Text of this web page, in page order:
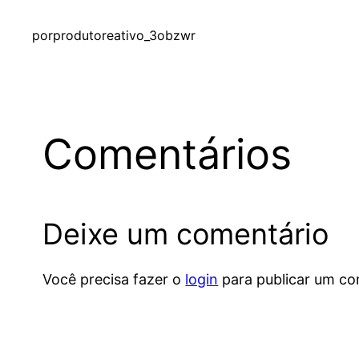
porprodutoreativo_3obzwr
Comentários
Deixe um comentário
Você precisa fazer o login para publicar um